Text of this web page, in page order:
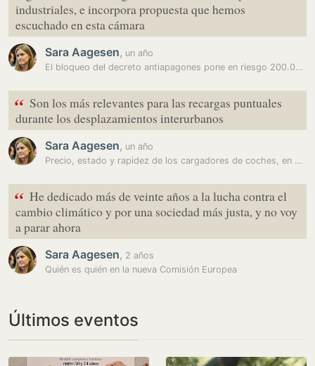
industriales, e incorpora propuesta que hemos
escuchado en esta cámara
Sara Aagesen, un año
El bloqueo del decreto antiapagones pone en riesgo 200.000 millones en…
“ Son los más relevantes para las recargas puntuales
durante los desplazamientos interurbanos
Sara Aagesen, un año
Precio, estado y rapidez de los cargadores de coches, en un mapa por…
“ He dedicado más de veinte años a la lucha contra el
cambio climático y por una sociedad más justa, y no voy
a parar ahora
Sara Aagesen, 2 años
Quién es quién en la nueva Comisión Europea
Últimos eventos